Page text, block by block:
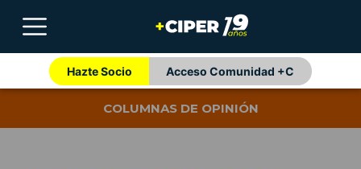
Hazte Socio Acceso Comunidad +C
COLUMNAS DE OPINIÓN